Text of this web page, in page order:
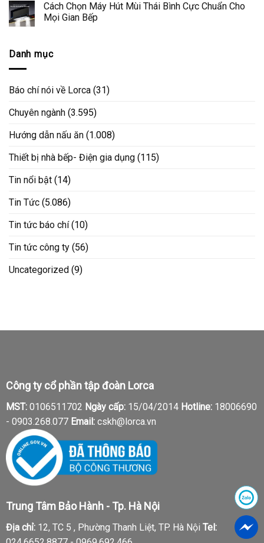
Cách Chọn Máy Hút Mùi Thái Bình Cực Chuẩn Cho
Mọi Gian Bếp
Danh mục
Báo chí nói về Lorca (31)
Chuyên ngành (3.595)
Hướng dẫn nấu ăn (1.008)
Thiết bị nhà bếp- Điện gia dụng (115)
Tin nổi bật (14)
Tin Tức (5.086)
Tin tức báo chí(10)
Tin tức công ty (56)
Uncategorized (9)
Công ty cổ phần tập đoàn Lorca
MST:0106511702 Ngày cấp:15/04/2014 Hotline:18006690
- 0903.268.077 Email:cskh@lorca.vn
Trung Tâm Bảo Hành - Tp. Hà Nội
Địa chỉ:12, TC 5 , Phường Thanh Liệt, TP. Hà Nội Tel: